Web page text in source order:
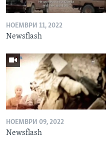
НОЕМВРИ 11, 2022
Newsflash
НОЕМВРИ 09, 2022
Newsflash